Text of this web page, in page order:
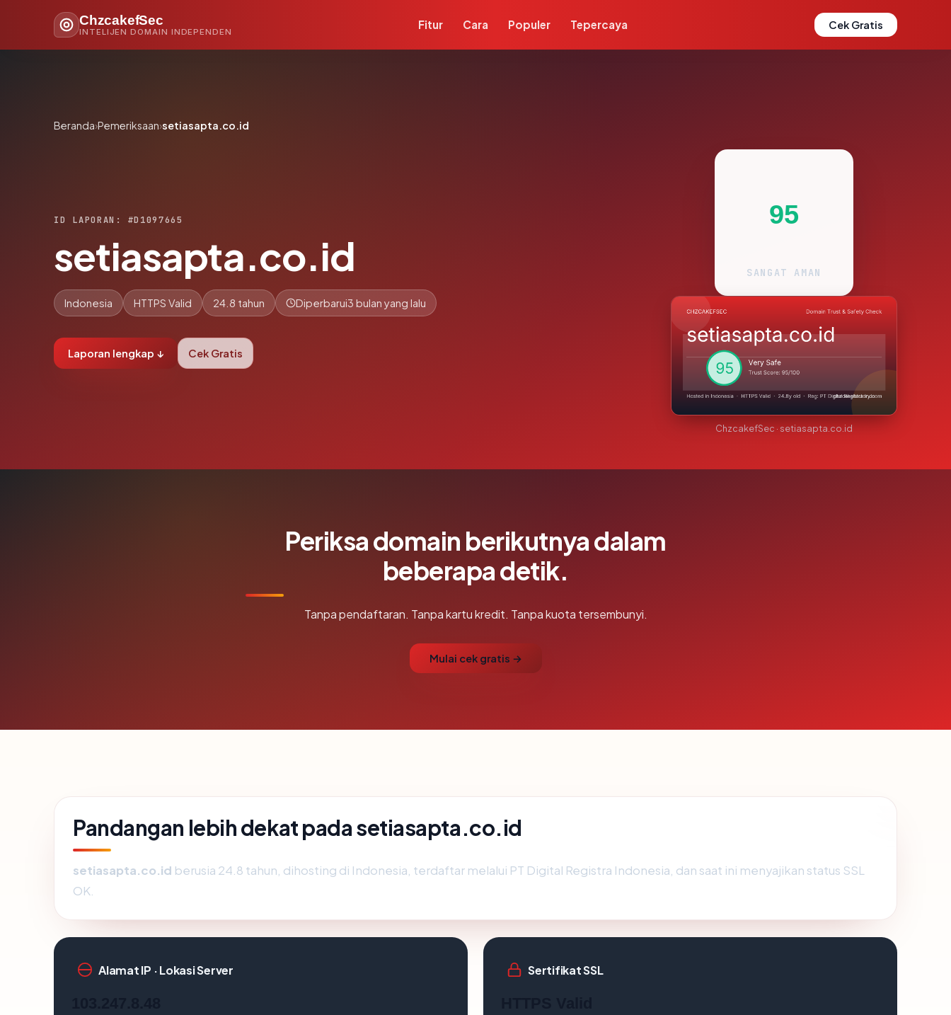
ChzcakefSec
INTELIJEN DOMAIN INDEPENDEN
Fitur Cara Populer Tepercaya Cek Gratis
Beranda›Pemeriksaan›setiasapta.co.id
ID LAPORAN: #D1097665
setiasapta.co.id
Indonesia HTTPS Valid 24.8 tahun Diperbarui3 bulan yang lalu
Laporan lengkap ↓ Cek Gratis
95
SANGAT AMAN
ChzcakefSec · setiasapta.co.id
Periksa domain berikutnya dalam
beberapa detik.
Tanpa pendaftaran. Tanpa kartu kredit. Tanpa kuota tersembunyi.
Mulai cek gratis →
Pandangan lebih dekat pada setiasapta.co.id
setiasapta.co.id berusia 24.8 tahun, dihosting di Indonesia, terdaftar melalui PT Digital Registra Indonesia, dan saat ini menyajikan status SSL
OK.
Alamat IP · Lokasi Server Sertifikat SSL